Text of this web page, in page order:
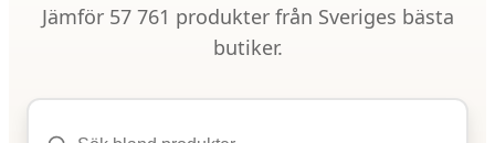
Jämför 57 761 produkter från Sveriges bästa
butiker.